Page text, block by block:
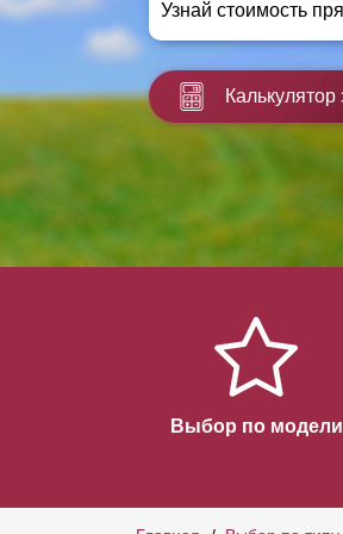
Заборы для
Заборы и
Забор на
Узнай стоимость
Калькулятор
Выбор по модели